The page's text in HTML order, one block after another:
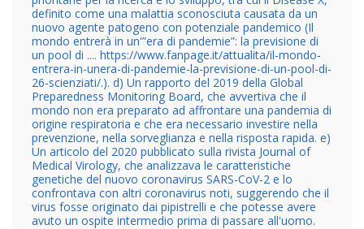
definito come una malattia sconosciuta causata da un
nuovo agente patogeno con potenziale pandemico (Il
mondo entrerà in un'”era di pandemie”: la previsione di
un pool di .... https://www.fanpage.it/attualita/il-mondo-
entrera-in-unera-di-pandemie-la-previsione-di-un-pool-di-
26-scienziati/.). d) Un rapporto del 2019 della Global
Preparedness Monitoring Board, che avvertiva che il
mondo non era preparato ad affrontare una pandemia di
origine respiratoria e che era necessario investire nella
prevenzione, nella sorveglianza e nella risposta rapida. e)
Un articolo del 2020 pubblicato sulla rivista Journal of
Medical Virology, che analizzava le caratteristiche
genetiche del nuovo coronavirus SARS-CoV-2 e lo
confrontava con altri coronavirus noti, suggerendo che il
virus fosse originato dai pipistrelli e che potesse avere
avuto un ospite intermedio prima di passare all'uomo.